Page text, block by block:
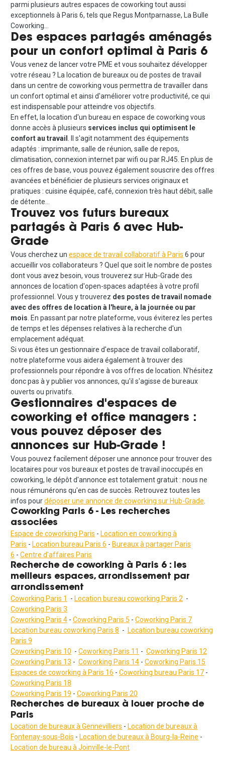
parmi plusieurs autres espaces de coworking tout aussi
exceptionnels à Paris 6, tels que Regus Montparnasse, La Bulle
Coworking…
Des espaces partagés aménagés
pour un confort optimal à Paris 6
Vous venez de lancer votre PME et vous souhaitez développer
votre réseau ? La location de bureaux ou de postes de travail
dans un centre de coworking vous permettra de travailler dans
un confort optimal et ainsi d'améliorer votre productivité, ce qui
est indispensable pour atteindre vos objectifs.
En effet, la location d'un bureau en espace de coworking vous
donne accès à plusieurs services inclus qui optimisent le
confort au travail
. Il s'agit notamment des équipements
adaptés : imprimante, salle de réunion, salle de repos,
climatisation, connexion internet par wifi ou par RJ45. En plus de
ces offres de base, vous pouvez également souscrire des offres
avancées et bénéficier de plusieurs services originaux et
pratiques : cuisine équipée, café, connexion très haut débit, salle
de détente…
Trouvez vos futurs bureaux
partagés à Paris 6 avec Hub-
Grade
Vous cherchez un espace de travail collaboratif à Paris 6 pour
accueillir vos collaborateurs ? Quel que soit le nombre de postes
dont vous avez besoin, vous trouverez sur Hub-Grade des
annonces de location d'open-spaces adaptées à votre profil
professionnel. Vous y trouverez des postes de travail nomade
avec des offres de location à l'heure, à la journée ou par
mois . En passant par notre plateforme, vous éviterez les pertes
de temps et les dépenses relatives à la recherche d'un
emplacement adéquat.
Si vous êtes un gestionnaire d'espace de travail collaboratif,
notre plateforme vous aidera également à trouver des
professionnels pour répondre à vos offres de location. N'hésitez
donc pas à y publier vos annonces, qu'il s'agisse de bureaux
ouverts ou privatifs.
Gestionnaires d'espaces de
coworking et office managers :
vous pouvez déposer des
annonces sur Hub-Grade !
Vous pouvez facilement déposer une annonce pour trouver des
locataires pour vos bureaux et postes de travail inoccupés en
coworking, le dépôt d'annonce est totalement gratuit : nous ne
nous rémunérons qu'en cas de succès. Retrouvez toutes les
infos pourdéposer une annonce de coworking sur Hub-Grade
Coworking Paris 6 - Les recherches
associées
Espace de coworking Paris - Location en coworking à
Paris - Location bureau Paris 6 - Bureaux à partager Paris
6 - Centre d'affaires Paris
Recherche de coworking à Paris 6 : les
meilleurs espaces, arrondissement par
arrondissement
Coworking Paris 1 - Location bureau coworking Paris 2 -
Coworking Paris 3
Coworking Paris 4 - Coworking Paris 5 - Coworking Paris 7
Location bureau coworking Paris 8 - Location bureau coworking
Paris 9
Coworking Paris 10 - Coworking Paris 11 - Coworking Paris 12
Coworking Paris 13 - Coworking Paris 14 - Coworking Paris 15
Espaces de coworking à Paris 16 - Coworking bureau Paris 17 -
Coworking Paris 18
Coworking Paris 19 - Coworking Paris 20
Recherches de bureaux à louer proche de
Paris
Location de bureaux à Gennevilliers - Location de bureaux à
Fontenay-sous-Bois - Location de bureaux à Bourg-la-Reine -
Location de bureau à Joinville-le-Pont